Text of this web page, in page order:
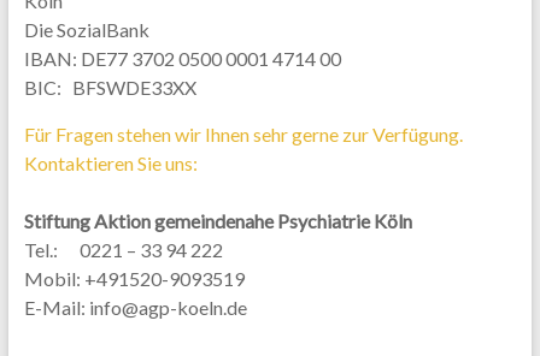
Die SozialBank
IBAN: DE77 3702 0500 0001 4714 00
BIC: BFSWDE33XX
Für Fragen stehen wir Ihnen sehr gerne zur Verfügung.
Kontaktieren Sie uns:
Stiftung Aktion gemeindenahe Psychiatrie Köln
Tel.: 0221 – 33 94 222
Mobil: +491520-9093519
E-Mail: info@agp-koeln.de